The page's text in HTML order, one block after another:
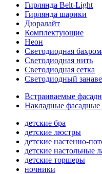
Гирлянда Belt-Light
Гирлянда шарики
Дюралайт
Комплектующие
Неон
Светодиодная
Светодиодная нить
Светодиодная сетка
Светодиодный
Встраиваемые
Накладные фасадные
детские бра
детские люстры
детские настенно-
детские настольные
детские торшеры
ночники